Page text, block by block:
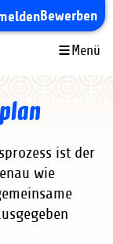
Bewerben
Menü
ist der
wie